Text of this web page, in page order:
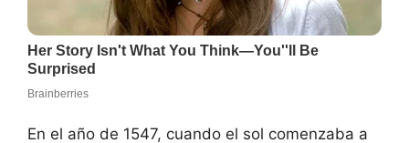
En el año de 1547, cuando el sol comenzaba a